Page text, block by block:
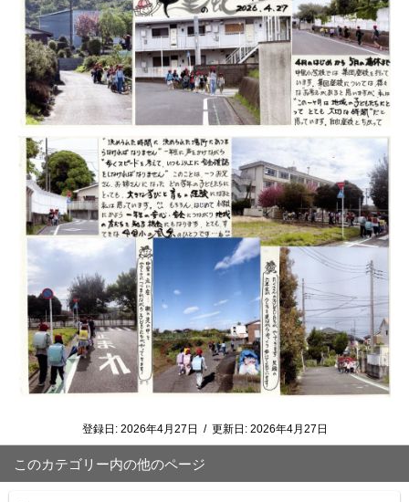
登録日: 2026年4月27日 / 更新日: 2026年4月27日
このカテゴリー内の他のページ